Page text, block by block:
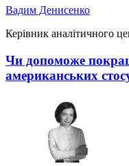
Вадим Денисенко
Керівник аналітичного
Чи допоможе
американських